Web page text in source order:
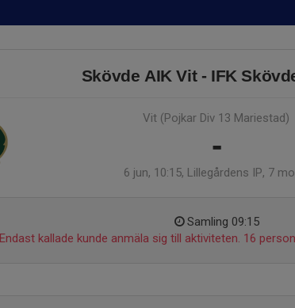
Skövde AIK Vit - IFK
Vit (Pojkar Div 13 Mariestad)
-
6 jun, 10:15, Lillegårdens IP, 7
Samling 09:15
Endast kallade kunde anmäla sig till aktiviteten. 16